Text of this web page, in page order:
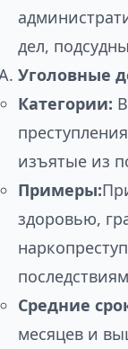
дел,
Уголовные
Категории:
изъятые из
Примеры:
здоровью,
Средние
месяцев и